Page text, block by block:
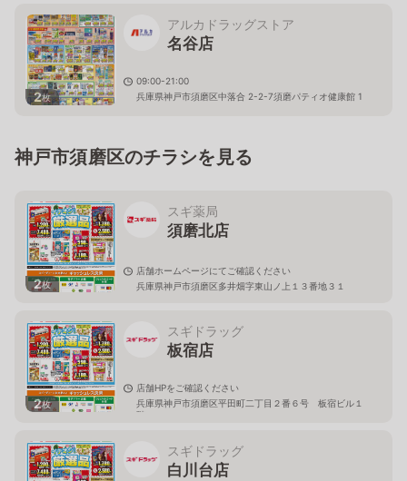
2枚
アルカドラッグストア
名谷店
09:00-21:00
兵庫県神戸市須磨区中落合 2-2-7須磨パティオ健康館 1
神戸市須磨区のチラシを見る
2枚
スギ薬局
須磨北店
店舗ホームページにてご確認ください
兵庫県神戸市須磨区多井畑字東山ノ上１３番地３１
2枚
スギドラッグ
板宿店
店舗HPをご確認ください
兵庫県神戸市須磨区平田町二丁目２番６号 板宿ビル１
階
スギドラッグ
白川台店